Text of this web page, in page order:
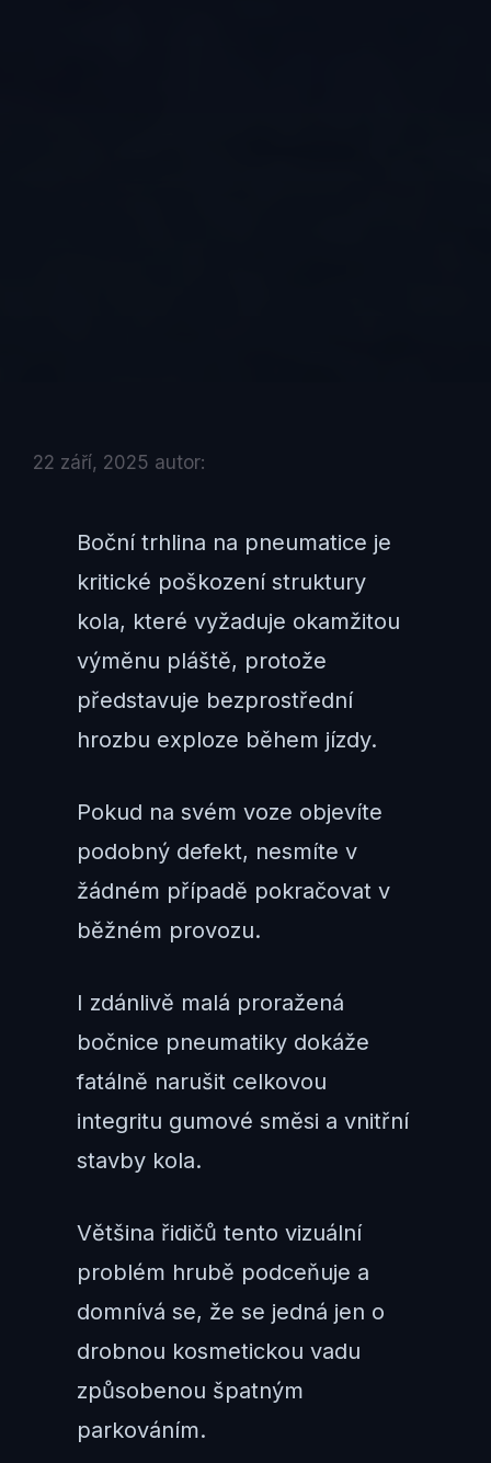
22 září, 2025 autor:
Boční trhlina na pneumatice je
kritické poškození struktury
kola, které vyžaduje okamžitou
výměnu pláště, protože
představuje bezprostřední
hrozbu exploze během jízdy.
Pokud na svém voze objevíte
podobný defekt, nesmíte v
žádném případě pokračovat v
běžném provozu.
I zdánlivě malá proražená
bočnice pneumatiky dokáže
fatálně narušit celkovou
integritu gumové směsi a vnitřní
stavby kola.
Většina řidičů tento vizuální
problém hrubě podceňuje a
domnívá se, že se jedná jen o
drobnou kosmetickou vadu
způsobenou špatným
parkováním.